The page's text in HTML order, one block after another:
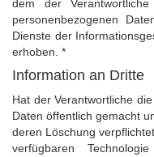
dem der
personenbezogenen
Dienste der
erhoben. *
Information an Dritte
Hat der Verantwortliche
Daten öffentlich gemacht
deren Löschung
verfügbaren